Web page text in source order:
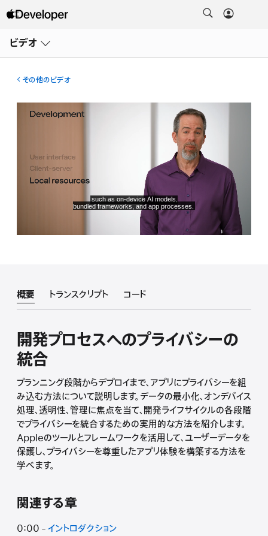
ビデオ
ー
その他のビデオ
概要 トランスクリプト コード
開発プロセスへのプライバシーの
統合
プランニング段階からデプロイまで、アプリにプライバシーを組
み込む方法について説明します。データの最小化、オンデバイス
処理、透明性、管理に焦点を当て、開発ライフサイクルの各段階
でプライバシーを統合するための実用的な方法を紹介します。
Appleのツールとフレームワークを活用して、ユーザーデータを
保護し、プライバシーを尊重したアプリ体験を構築する方法を
学べます。
関連する章
0:00 - イントロダクション